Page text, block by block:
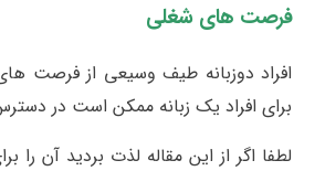
فرصت های شغلی
افراد دوزبانه طیف وسیعی از فرصت
برای افراد یک زبانه ممکن است در
لطفا اگر از این مقاله لذت بردید آن را